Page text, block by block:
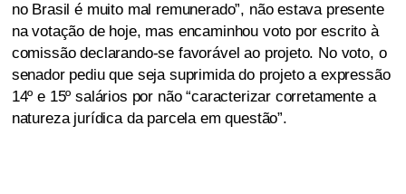
no Brasil é muito mal remunerado”, não estava presente
na votação de hoje, mas encaminhou voto por escrito à
comissão declarando-se favorável ao projeto. No voto, o
senador pediu que seja suprimida do projeto a expressão
14º e 15º salários por não “caracterizar corretamente a
natureza jurídica da parcela em questão”.